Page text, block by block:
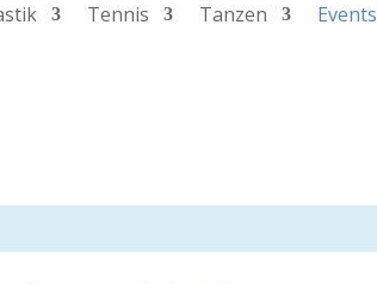
Tennis Tanzen Events